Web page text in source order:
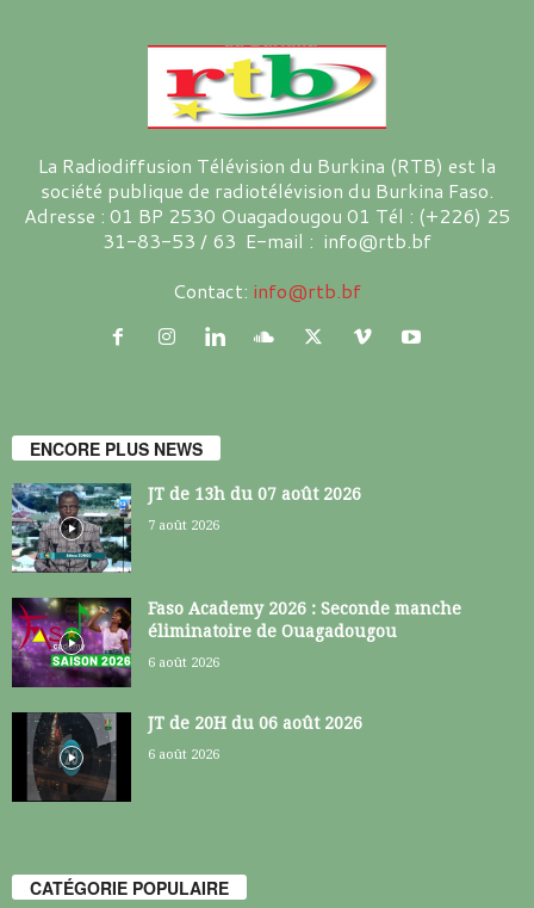
La Radiodiffusion Télévision du Burkina (RTB) est la
société publique de radiotélévision du Burkina Faso.
Adresse : 01 BP 2530 Ouagadougou 01 Tél : (+226) 25
31-83-53 / 63 E-mail : info@rtb.bf
Contact: info@rtb.bf
ENCORE PLUS NEWS
JT de 13h du 07 août 2026
7 août 2026
Faso Academy 2026 : Seconde manche
éliminatoire de Ouagadougou
6 août 2026
JT de 20H du 06 août 2026
6 août 2026
CATÉGORIE POPULAIRE